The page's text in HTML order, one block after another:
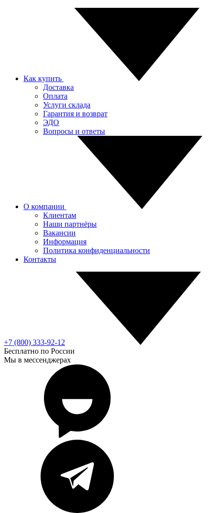
Как купить
Доставка
Оплата
Услуги склада
Гарантия и возврат
ЭДО
Вопросы и ответы
О компании
Клиентам
Наши партнёры
Вакансии
Информация
Политика конфиденциальности
Контакты
+7 (800) 333-92-12
Бесплатно по России
Мы в мессенджерах